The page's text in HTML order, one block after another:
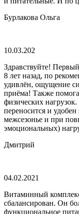
Бурлакова Ольга
10.03.202
Здравствуйте!
8 лет назад, по
удивлён, ощущение
приёма! Также
физических
переносится и
межсезонье и при
эмоциональных)
Дмитрий
04.02.2021
Витаминный
сбалансирован. Он
функциональное